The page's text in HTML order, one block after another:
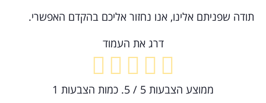
תודה שפניתם אלינו, אנו נחזור אליכם בהקדם האפשרי.
דרג את העמוד
ממוצע הצבעות 5 / 5. כמות הצבעות 1